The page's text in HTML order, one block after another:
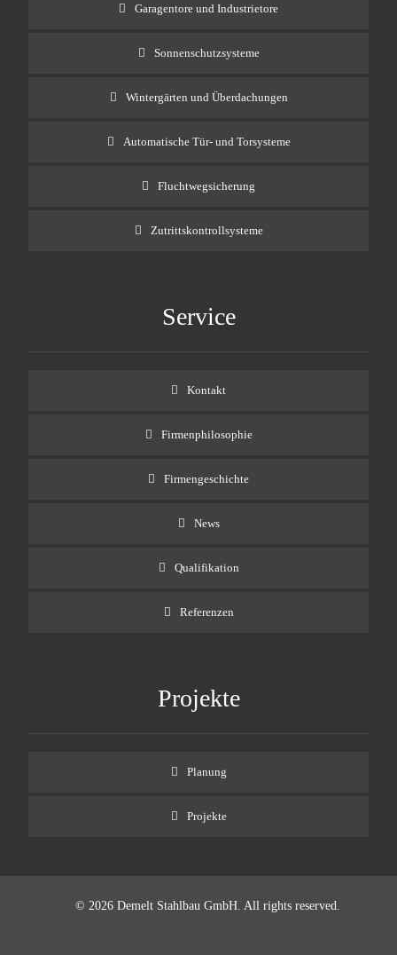
Garagentore und Industrietore
Sonnenschutzsysteme
Wintergärten und Überdachungen
Automatische Tür- und Torsysteme
Fluchtwegsicherung
Zutrittskontrollsysteme
Service
Kontakt
Firmenphilosophie
Firmengeschichte
News
Qualifikation
Referenzen
Projekte
Planung
Projekte
© 2026 Demelt Stahlbau GmbH. All rights reserved.